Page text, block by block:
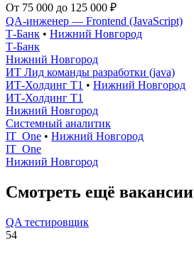
От 75 000 до 125 000 ₽
QA-инженер — Frontend (JavaScript)
Т-Банк • Нижний Новгород
Т-Банк
Нижний Новгород
ИТ Лид команды разработки (java)
ИТ-Холдинг Т1 • Нижний Новгород
ИТ-Холдинг Т1
Нижний Новгород
Системный аналитик
IT_One • Нижний Новгород
IT_One
Нижний Новгород
Смотреть ещё вакансии
QA тестировщик
54